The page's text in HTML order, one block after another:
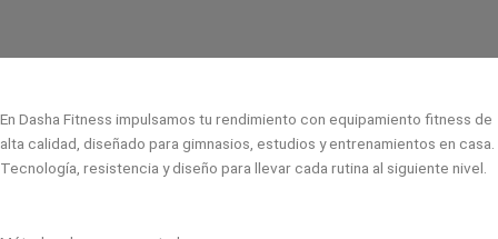
En Dasha Fitness impulsamos tu rendimiento con equipamiento fitness de
alta calidad, diseñado para gimnasios, estudios y entrenamientos en casa.
Tecnología, resistencia y diseño para llevar cada rutina al siguiente nivel.